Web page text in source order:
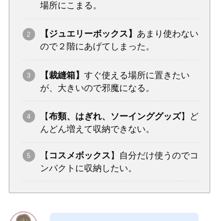
場所にこまる。
【ジュエリーボックス】 あまり使わない
ので２階にあげてしまった。
【裁縫箱】 すぐ使える場所に置きたい
が、大きいので邪魔になる。
【布類、はぎれ、ソーインググッズ】ど
んどん増えて収納できない。
【 コスメボックス 】自分だけ使うのでコ
ンパクトに収納したい。